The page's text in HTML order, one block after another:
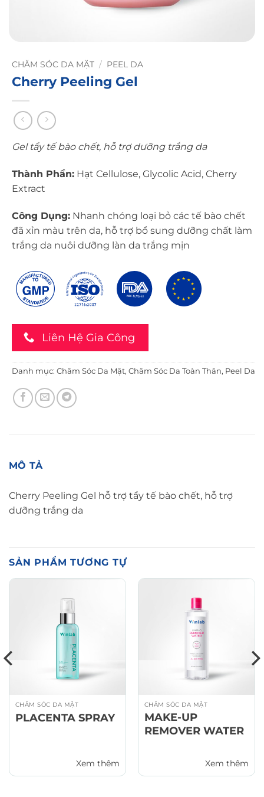
CHĂM SÓC DA MẶT / PEEL DA
Cherry Peeling Gel
Gel tẩy tế bào chết, hỗ trợ dưỡng trắng da
Thành Phần: Hạt Cellulose, Glycolic Acid, Cherry
Extract
Công Dụng: Nhanh chóng loại bỏ các tế bào chết
đã xỉn màu trên da, hỗ trợ bổ sung dưỡng chất làm
trắng da nuôi dưỡng làn da trắng mịn
Liên Hệ Gia Công
Danh mục: Chăm Sóc Da Mặt, Chăm Sóc Da Toàn Thân, Peel Da
MÔ TẢ
Cherry Peeling Gel hỗ trợ tẩy tế bào chết, hỗ trợ
dưỡng trắng da
SẢN PHẨM TƯƠNG TỰ
CHĂM SÓC DA MẶT
PLACENTA SPRAY
Xem thêm
CHĂM SÓC DA MẶT
MAKE-UP
REMOVER WATER
Xem thêm